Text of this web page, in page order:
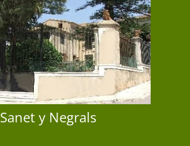
Sanet y Negrals